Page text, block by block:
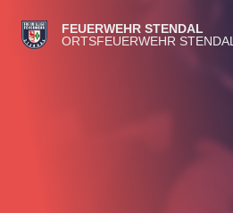
FEUERWEHR STENDAL
ORTSFEUERWEHR STENDAL